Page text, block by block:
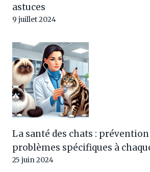
astuces
9 juillet 2024
La santé des chats :
problèmes spécifiques à
25 juin 2024